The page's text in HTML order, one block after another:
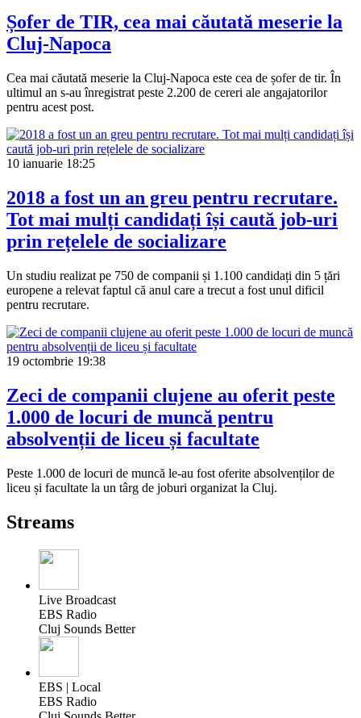
Șofer de TIR, cea mai căutată meserie la
Cluj-Napoca
Cea mai căutată meserie la Cluj-Napoca este cea de șofer de tir. În
ultimul an s-au înregistrat peste 2.200 de cereri ale angajatorilor
pentru acest post.
10 ianuarie 18:25
2018 a fost un an greu pentru recrutare.
Tot mai mulți candidați își caută job-uri
prin rețelele de socializare
Un studiu realizat pe 750 de companii și 1.100 candidați din 5 țări
europene a relevat faptul că anul care a trecut a fost unul dificil
pentru recrutare.
19 octombrie 19:38
Zeci de companii clujene au oferit peste
1.000 de locuri de muncă pentru
absolvenții de liceu și facultate
Peste 1.000 de locuri de muncă le-au fost oferite absolvenților de
liceu și facultate la un târg de joburi organizat la Cluj.
Streams
Live Broadcast
EBS Radio
Cluj Sounds Better
EBS | Local
EBS Radio